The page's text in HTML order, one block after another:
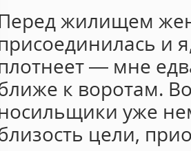
жилищем
и
— мне
к воротам.
уже
цели,